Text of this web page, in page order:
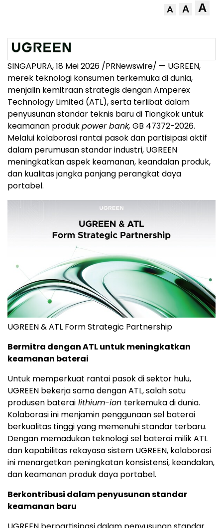
A A A
SINGAPURA, 18 Mei 2026 /PRNewswire/ — UGREEN,
merek teknologi konsumen terkemuka di dunia,
menjalin kemitraan strategis dengan Amperex
Technology Limited (ATL), serta terlibat dalam
penyusunan standar teknis baru di Tiongkok untuk
keamanan produkpower bank, GB 47372-2026.
Melalui kolaborasi rantai pasok dan partisipasi aktif
dalam perumusan standar industri, UGREEN
meningkatkan aspek keamanan, keandalan produk,
dan kualitas jangka panjang perangkat daya
portabel.
UGREEN & ATL Form Strategic Partnership
Bermitra dengan ATL untuk meningkatkan
keamanan baterai
Untuk memperkuat rantai pasok di sektor hulu,
UGREEN bekerja sama dengan ATL, salah satu
produsen baterai lithium-ion terkemuka di dunia.
Kolaborasi ini menjamin penggunaan sel baterai
berkualitas tinggi yang memenuhi standar terbaru.
Dengan memadukan teknologi sel baterai milik ATL
dan kapabilitas rekayasa sistem UGREEN, kolaborasi
ini menargetkan peningkatan konsistensi, keandalan,
dan keamanan produk daya portabel.
Berkontribusi dalam penyusunan standar
keamanan baru